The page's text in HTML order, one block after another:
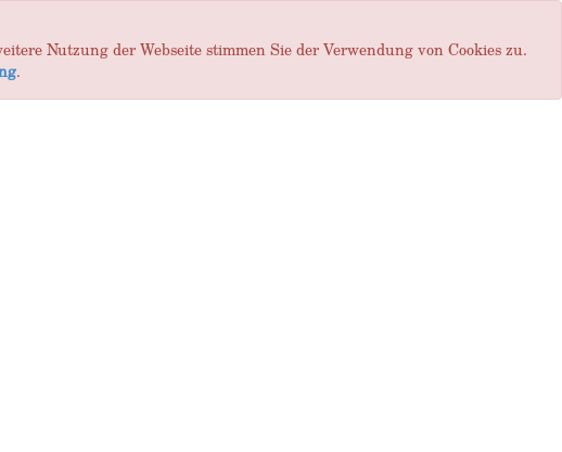
Nutzung der Webseite stimmen Sie der Verwendung von Cookies zu.
.